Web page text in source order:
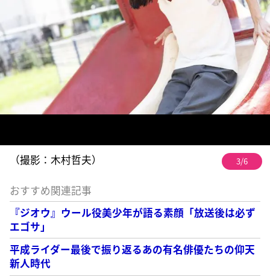
（撮影：木村哲夫） 3/6
おすすめ関連記事
『ジオウ』ウール役美少年が語る素顔「放送後は必ず
エゴサ」
平成ライダー最後で振り返るあの有名俳優たちの仰天
新人時代